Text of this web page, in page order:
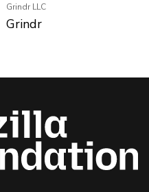
Grindr LLC
Grindr